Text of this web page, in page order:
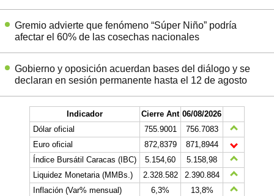
Gremio advierte que fenómeno “Súper Niño” podría
afectar el 60% de las cosechas nacionales
Gobierno y oposición acuerdan bases del diálogo y se
declaran en sesión permanente hasta el 12 de agosto
Indicador Cierre Ant 06/08/2026
Dólar oficial
755.9001
756.7083
Euro oficial
872,8379
871,8944
Índice Bursátil Caracas (IBC)
5.154,60
5.158,98
Liquidez Monetaria (MMBs.)
2.328.582
2.390.884
Inflación (Var% mensual)
6,3%
13,8%